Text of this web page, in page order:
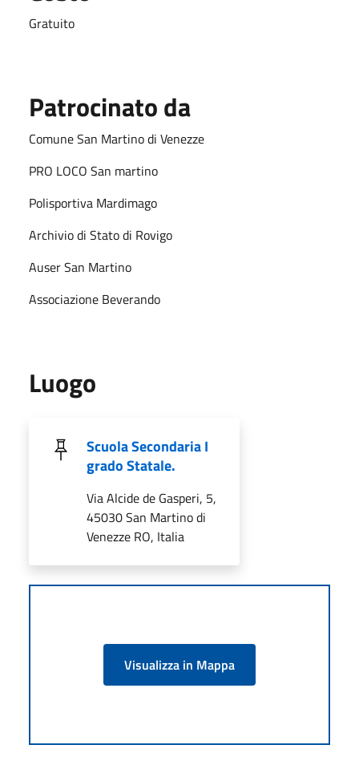
Gratuito
Patrocinato da
Comune San Martino di Venezze
PRO LOCO San martino
Polisportiva Mardimago
Archivio di Stato di Rovigo
Auser San Martino
Associazione Beverando
Luogo
Scuola Secondaria I
grado Statale.
Via Alcide de Gasperi, 5,
45030 San Martino di
Venezze RO, Italia
Visualizza in Mappa